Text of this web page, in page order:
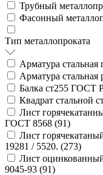
Трубный
Фасонный
Тип металлопроката
Арматура
Арматура
Балка ст255 ГОСТ
Квадрат стальной
Лист
ГОСТ 8568 (91)
Лист
19281 / 5520. (273)
Лист
9045-93 (91)